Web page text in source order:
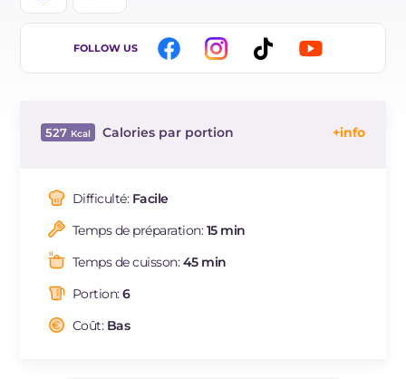
IT
DE
NL
FOLLOW US
527 Calories par portion
Dont sucres
Protéine
Graisses
Fibre
Cholestérol
Difficulté: Facile
Temps de préparation:15 min
Temps de cuisson:45 min
Portion:6
Coût: Bas